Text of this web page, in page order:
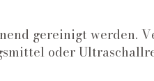
gereinigt werden.
oder